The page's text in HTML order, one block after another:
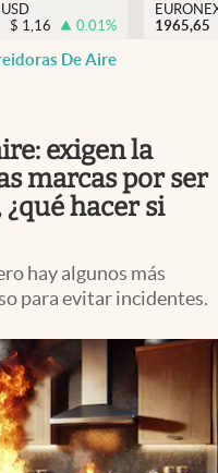
USA
$ 1,16 0.01%
1965,65
De Aire
exigen la
marcas por ser
hacer si
hay algunos más
para evitar incidentes.